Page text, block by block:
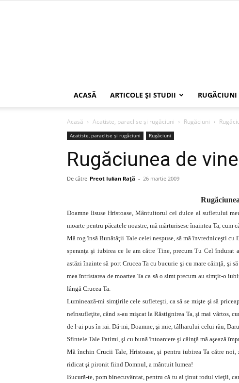
ACASĂ ARTICOLE ŞI STUDII RUGĂCIUNI
Acasă Acatiste, paraclise și rugăciuni Rugăciuni
Acatiste, paraclise și rugăciuni Rugăciuni
Rugăciunea de
De către Preot Iulian Raţă - 26 martie 2009
Doamne Iisuse Hristoase, Mântuitorul cel dulce al sufletului
moarte pentru păcatele noastre, mă mărturisesc înaintea Ta, cum
Mă rog însă Bunătăţii Tale celei nespuse, să mă învredniceşti
speranţa şi iubirea ce le am către Tine, precum Tu Cel îndurat
astăzi înainte să port Crucea Ta cu bucurie şi cu mare căinţă, şi
mea întristarea de moartea Ta ca să o simt precum au simţit-o
lângă Crucea Ta.
Luminează-mi simţirile cele sufleteşti, ca să se mişte şi să
neînsufleţite, când s-au mişcat la Răstignirea Ta, şi mai vârtos,
de l-ai pus în rai. Dă-mi, Doamne, şi mie, tâlharului celui rău,
Sfintele Tale Patimi, şi cu bună întoarcere şi căinţă mă aşează
Mă închin Crucii Tale, Hristoase, şi pentru iubirea Ta către
ridicat şi pironit fiind Domnul, a mântuit lumea!
Bucură-te, pom binecuvântat, pentru că tu ai ţinut rodul vieţii,